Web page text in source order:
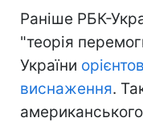
Раніше РБК-
"теорія
України
виснаження.